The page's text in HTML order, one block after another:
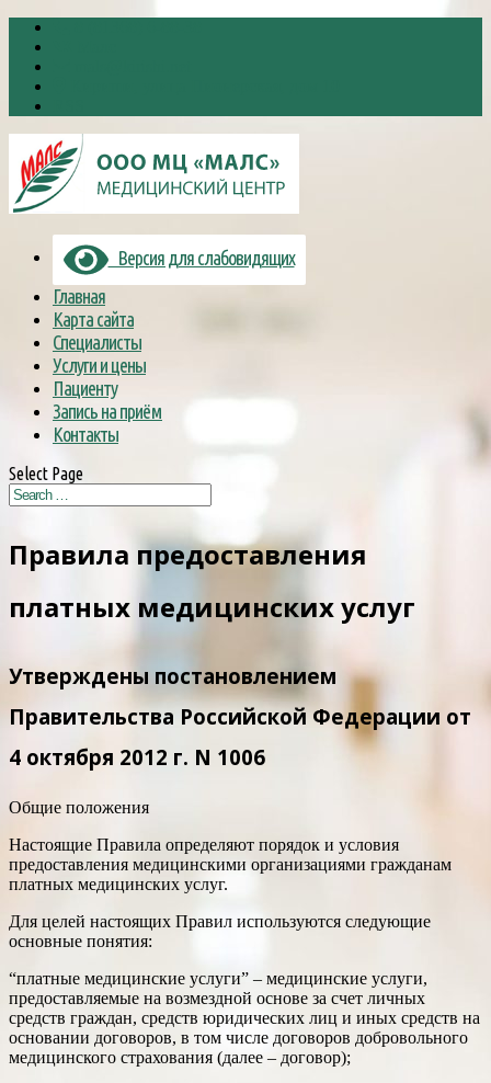
Версия для слабовидящих
Главная
Карта сайта
Специалисты
Услуги и цены
Пациенту
Запись на приём
Контакты
Select Page
Правила предоставления
платных медицинских услуг
Утверждены постановлением
Правительства Российской Федерации от
4 октября 2012 г. N 1006
Общие положения
Настоящие Правила определяют порядок и условия
предоставления медицинскими организациями гражданам
платных медицинских услуг.
Для целей настоящих Правил используются следующие
основные понятия:
“платные медицинские услуги” – медицинские услуги,
предоставляемые на возмездной основе за счет личных
средств граждан, средств юридических лиц и иных средств на
основании договоров, в том числе договоров добровольного
медицинского страхования (далее – договор);